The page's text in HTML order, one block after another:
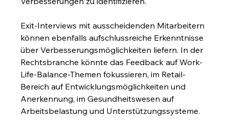
Exit-Interviews mit ausscheidenden Mitarbeitern
können ebenfalls aufschlussreiche Erkenntnisse
über Verbesserungsmöglichkeiten liefern. In der
Rechtsbranche könnte das Feedback auf Work-
Life-Balance-Themen fokussieren, im Retail-
Bereich auf Entwicklungsmöglichkeiten und
Anerkennung, im Gesundheitswesen auf
Arbeitsbelastung und Unterstützungssysteme.